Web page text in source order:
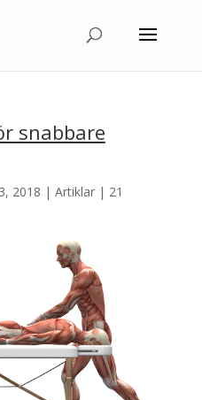
snabbare
2018 | Artiklar| 21